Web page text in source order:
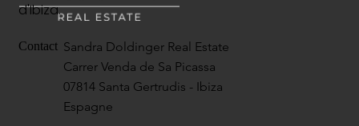
d'Ibiza.
Contact Sandra Doldinger Real Estate
Carrer Venda de Sa Picassa
07814 Santa Gertrudis - Ibiza
Espagne